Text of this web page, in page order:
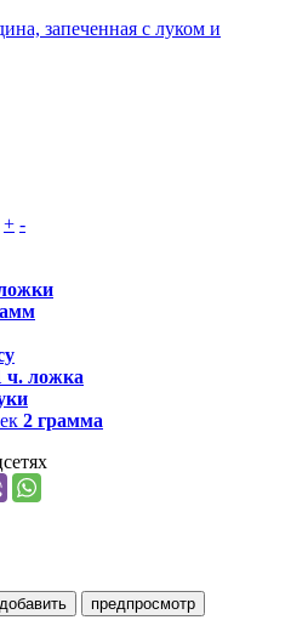
запеченная с луком и
+ -
ч. ложка
2 грамма
добавить предпросмотр